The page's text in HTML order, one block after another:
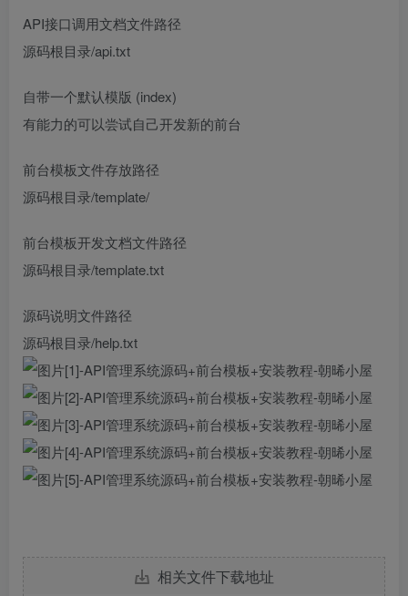
API接口调用文档文件路径
源码根目录/api.txt
自带一个默认模版 (index)
有能力的可以尝试自己开发新的前台
前台模板文件存放路径
源码根目录/template/
前台模板开发文档文件路径
源码根目录/template.txt
源码说明文件路径
源码根目录/help.txt
相关文件下载地址